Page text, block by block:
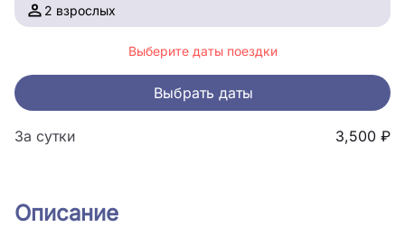
Описание
2 взрослых
Выберите даты поездки
Выбрать даты
За сутки 3,500 ₽